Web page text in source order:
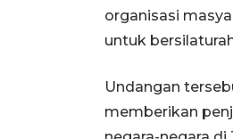
organisasi
untuk
Undangan
memberikan